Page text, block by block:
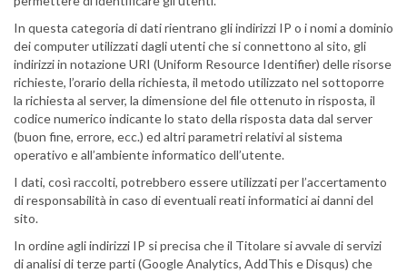
In questa categoria di dati rientrano gli indirizzi IP o i nomi a dominio
dei computer utilizzati dagli utenti che si connettono al sito, gli
indirizzi in notazione URI (Uniform Resource Identifier) delle risorse
richieste, l’orario della richiesta, il metodo utilizzato nel sottoporre
la richiesta al server, la dimensione del file ottenuto in risposta, il
codice numerico indicante lo stato della risposta data dal server
(buon fine, errore, ecc.) ed altri parametri relativi al sistema
operativo e all’ambiente informatico dell’utente.
I dati, così raccolti, potrebbero essere utilizzati per l’accertamento
di responsabilità in caso di eventuali reati informatici ai danni del
sito.
In ordine agli indirizzi IP si precisa che il Titolare si avvale di servizi
di analisi di terze parti (Google Analytics, AddThis e Disqus) che